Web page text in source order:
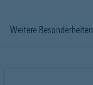
Weitere Besonderheiten